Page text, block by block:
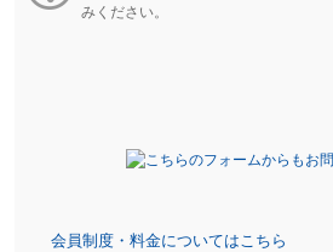
みください。
会員制度・料金についてはこちら